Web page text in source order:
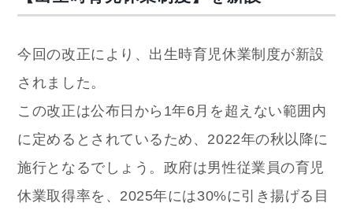
今回の改正により、出生時育児休業制度が新設
されました。
この改正は公布日から1年6月を超えない範囲内
に定めるとされているため、2022年の秋以降に
施行となるでしょう。 政府は男性従業員の育児
休業取得率を、2025年には30%に引き揚げる目